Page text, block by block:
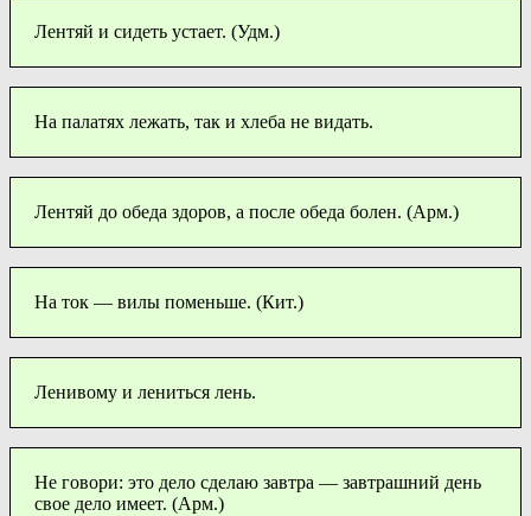
Лентяй и сидеть устает. (Удм.)
На палатях лежать, так и хлеба не видать.
Лентяй до обеда здоров, а после обеда болен. (Арм.)
На ток — вилы поменьше. (Кит.)
Ленивому и лениться лень.
Не говори: это дело сделаю завтра — завтрашний день
свое дело имеет. (Арм.)